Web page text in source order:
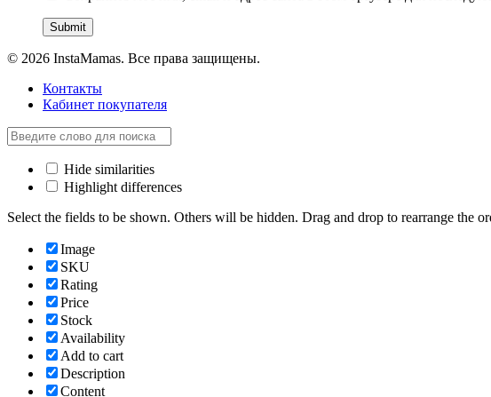
© 2026 InstaMamas. Все права защищены.
Контакты
Кабинет покупателя
Hide similarities
Highlight differences
Select the fields to be shown. Others will be hidden. Drag and drop to rearrange the
Image
SKU
Rating
Price
Stock
Availability
Add to cart
Description
Content